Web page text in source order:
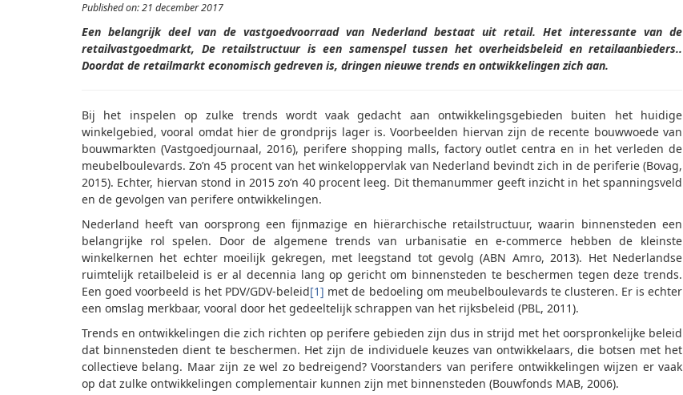
Published on: 21 december 2017
Een belangrijk deel van de vastgoedvoorraad van Nederland bestaat uit retail. Het interessante van de
retailvastgoedmarkt, De retailstructuur is een samenspel tussen het overheidsbeleid en retailaanbieders..
Doordat de retailmarkt economisch gedreven is, dringen nieuwe trends en ontwikkelingen zich aan.
Bij het inspelen op zulke trends wordt vaak gedacht aan ontwikkelingsgebieden buiten het huidige
winkelgebied, vooral omdat hier de grondprijs lager is. Voorbeelden hiervan zijn de recente bouwwoede van
bouwmarkten (Vastgoedjournaal, 2016), perifere shopping malls, factory outlet centra en in het verleden de
meubelboulevards. Zo’n 45 procent van het winkeloppervlak van Nederland bevindt zich in de periferie (Bovag,
2015). Echter, hiervan stond in 2015 zo’n 40 procent leeg. Dit themanummer geeft inzicht in het spanningsveld
en de gevolgen van perifere ontwikkelingen.
Nederland heeft van oorsprong een fijnmazige en hiërarchische retailstructuur, waarin binnensteden een
belangrijke rol spelen. Door de algemene trends van urbanisatie en e-commerce hebben de kleinste
winkelkernen het echter moeilijk gekregen, met leegstand tot gevolg (ABN Amro, 2013). Het Nederlandse
ruimtelijk retailbeleid is er al decennia lang op gericht om binnensteden te beschermen tegen deze trends.
Een goed voorbeeld is het PDV/GDV-beleid[1] met de bedoeling om meubelboulevards te clusteren. Er is echter
een omslag merkbaar, vooral door het gedeeltelijk schrappen van het rijksbeleid (PBL, 2011).
Trends en ontwikkelingen die zich richten op perifere gebieden zijn dus in strijd met het oorspronkelijke beleid
dat binnensteden dient te beschermen. Het zijn de individuele keuzes van ontwikkelaars, die botsen met het
collectieve belang. Maar zijn ze wel zo bedreigend? Voorstanders van perifere ontwikkelingen wijzen er vaak
op dat zulke ontwikkelingen complementair kunnen zijn met binnensteden (Bouwfonds MAB, 2006).